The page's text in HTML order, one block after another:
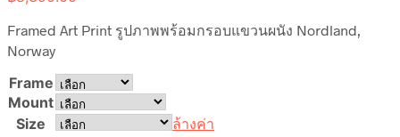
Framed Art Print รูปภาพพร้อมกรอบแขวนผนัง Nordland,
Norway
Frame
Mount
Size
ล้างค่า